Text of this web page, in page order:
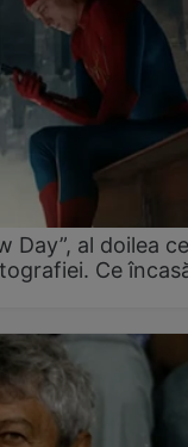
Day”, al doilea
Ce